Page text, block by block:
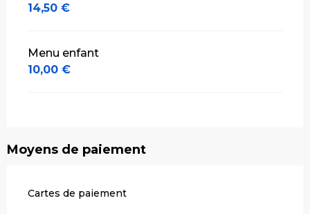
14,50 €
Menu enfant
10,00 €
Moyens de paiement
Cartes de paiement